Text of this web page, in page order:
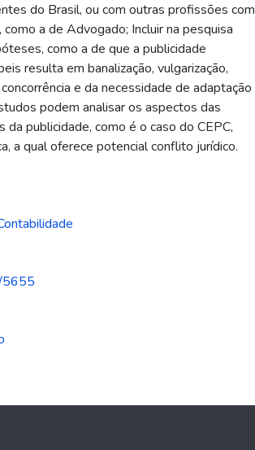
do Brasil, ou com outras profissões com
a de Advogado; Incluir na pesquisa
como a de que a publicidade
resulta em banalização, vulgarização,
e da necessidade de adaptação
podem analisar os aspectos das
publicidade, como é o caso do CEPC,
a qual oferece potencial conflito jurídico.
5655